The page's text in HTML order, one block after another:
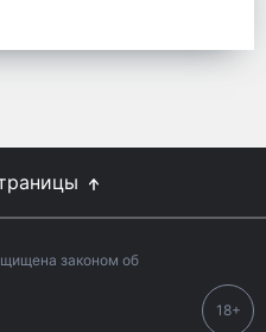
законом об
18+